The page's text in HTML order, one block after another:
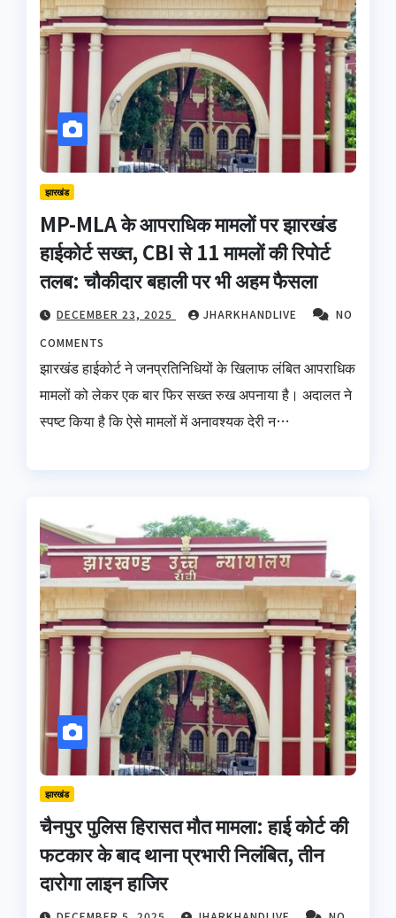
झारखंड
MP-MLA के आपराधिक मामलों पर झारखंड
हाईकोर्ट सख्त, CBI से 11 मामलों की रिपोर्ट
तलब: चौकीदार बहाली पर भी अहम फैसला
DECEMBER 23, 2025 JHARKHANDLIVE
NO
COMMENTS
झारखंड हाईकोर्ट ने जनप्रतिनिधियों के खिलाफ लंबित आपराधिक
मामलों को लेकर एक बार फिर सख्त रुख अपनाया है। अदालत ने
स्पष्ट किया है कि ऐसे मामलों में अनावश्यक देरी न…
झारखंड
चैनपुर पुलिस हिरासत मौत मामला: हाई कोर्ट की
फटकार के बाद थाना प्रभारी निलंबित, तीन
दारोगा लाइन हाजिर